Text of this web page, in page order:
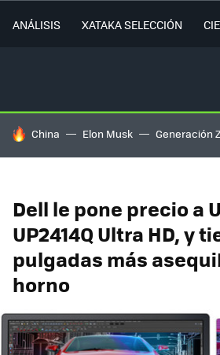
ANÁLISIS XATAKA SELECCIÓN
HOY SE HABLA DE
China Elon Musk Generación Z
Dell le pone precio a
UP2414Q Ultra HD, y
pulgadas más
horno